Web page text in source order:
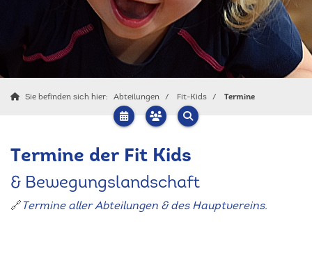
Sie befinden sich hier: Abteilungen Fit-Kids Termine
Termine der Fit Kids
& Bewegungslandschaft
🔗 Termine aller Abteilungen & des Hauptvereins.